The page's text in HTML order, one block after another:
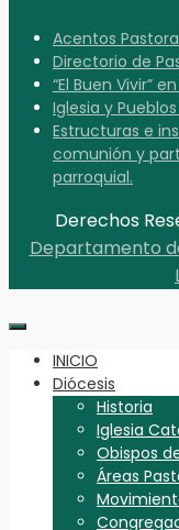
Acentos
Directorio de
“El Buen Vivir”
Iglesia y
Estructuras e
comunión y
parroquial.
Derechos
Departamento
INICIO
Diócesis
Historia
Iglesia
Obispos
Áreas